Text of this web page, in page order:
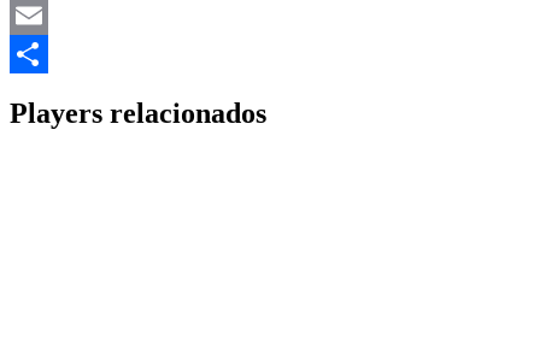
Mastodon
Email
Players relacionados